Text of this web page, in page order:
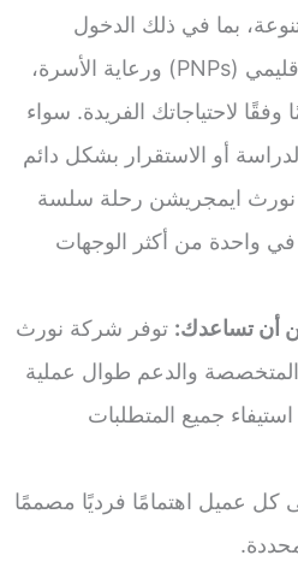
بما في ذلك الدخول
السريع وبرامج الترشيح الإقليمي (PNPs) ورعاية الأسرة،
لاحتياجاتك الفريدة. سواء
أو الاستقرار بشكل دائم
ايمجريشن رحلة سلسة
واحدة من أكثر الوجهات
أن تساعدك: توفر شركة نورث
والدعم طوال عملية
جميع المتطلبات
كل عميل اهتمامًا فرديًا مصممًا